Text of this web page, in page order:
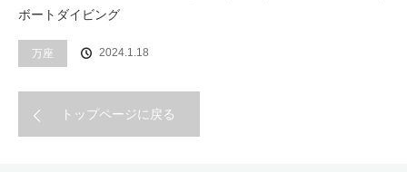
ボートダイビング
万座 2024.1.18
トップページに戻る